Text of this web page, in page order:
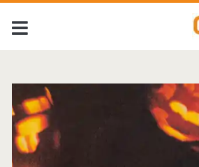
Tag:
<span>Play
Dead</span>